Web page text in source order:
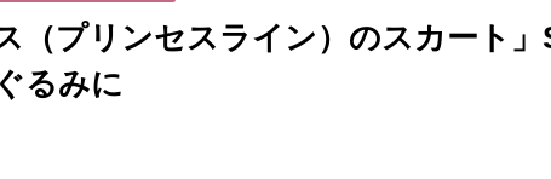
（プリンセスライン）のスカート」
るみに